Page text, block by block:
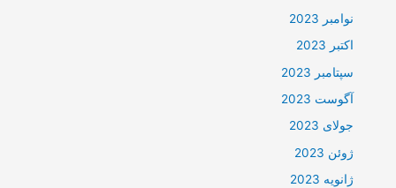
نوامبر 2023
اکتبر 2023
سپتامبر 2023
آگوست 2023
جولای 2023
ژوئن 2023
ژانویه 2023